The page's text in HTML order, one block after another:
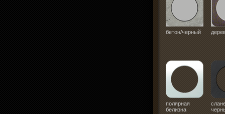
бетон/черный
полярная
белизна